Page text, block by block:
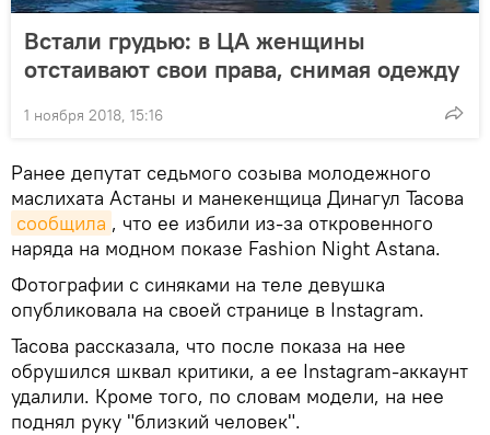
Встали грудью: в ЦА женщины
отстаивают свои права, снимая одежду
1 ноября 2018, 15:16
Ранее депутат седьмого созыва молодежного
маслихата Астаны и манекенщица Динагул Тасова
сообщила , что ее избили из-за откровенного
наряда на модном показе Fashion Night Astana.
Фотографии с синяками на теле девушка
опубликовала на своей странице в Instagram.
Тасова рассказала, что после показа на нее
обрушился шквал критики, а ее Instagram-аккаунт
удалили. Кроме того, по словам модели, на нее
поднял руку "близкий человек".